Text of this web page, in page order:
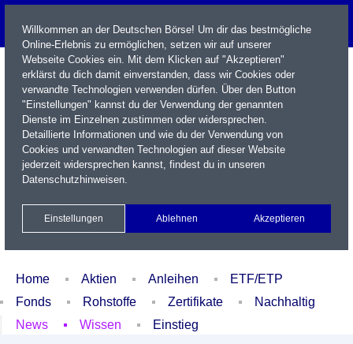
Name / WKN / ISIN / Kürzel
Xetra Realtime
Watchlist Portfolio Login
Home Aktien Anleihen
ETF/ETP
Fonds
Rohstoffe Zertifikate
Nachhaltig
News
Wissen Einstieg
Willkommen an der Deutschen Börse! Um dir das bestmögliche
Online-Erlebnis zu ermöglichen, setzen wir auf unserer
Webseite Cookies ein. Mit dem Klicken auf "Akzeptieren"
erklärst du dich damit einverstanden, dass wir Cookies oder
verwandte Technologien verwenden dürfen. Über den Button
"Einstellungen" kannst du der Verwendung der genannten
Dienste im Einzelnen zustimmen oder widersprechen.
Detaillierte Informationen und wie du der Verwendung von
Cookies und verwandten Technologien auf dieser Website
jederzeit widersprechen kannst, findest du in unseren
Datenschutzhinweisen.
Einstellungen Ablehnen Akzeptieren